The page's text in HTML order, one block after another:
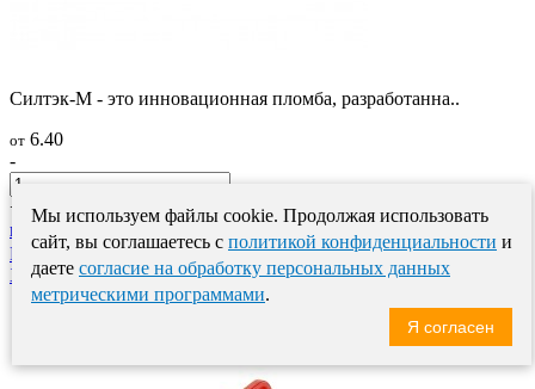
Силтэк-М - это инновационная пломба, разработанна..
от 6.40
-
+
подробнее
купить
Роторная номерная пломба РОТОР-1
Хит продаж
Мы используем файлы cookie. Продолжая использовать
сайт, вы соглашаетесь с политикой конфиденциальности и
даете согласие на обработку персональных данных
метрическими программами.
Я согласен